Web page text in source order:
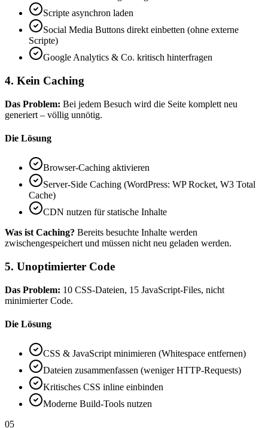
Scripte asynchron laden
Social Media Buttons direkt einbetten (ohne externe
Scripte)
Google Analytics & Co. kritisch hinterfragen
4. Kein Caching
Das Problem: Bei jedem Besuch wird die Seite komplett neu
generiert – völlig unnötig.
Die Lösung
Browser-Caching aktivieren
Server-Side Caching (WordPress: WP Rocket, W3 Total
Cache)
CDN nutzen für statische Inhalte
Was ist Caching? Bereits besuchte Inhalte werden
zwischengespeichert und müssen nicht neu geladen werden.
5. Unoptimierter Code
Das Problem: 10 CSS-Dateien, 15 JavaScript-Files, nicht
minimierter Code.
Die Lösung
CSS & JavaScript minimieren (Whitespace entfernen)
Dateien zusammenfassen (weniger HTTP-Requests)
Kritisches CSS inline einbinden
Moderne Build-Tools nutzen
05